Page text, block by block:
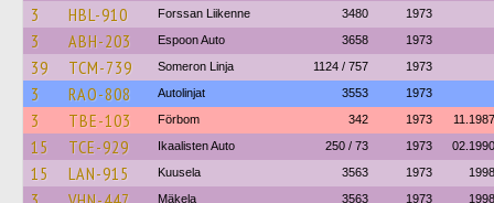
3 HBL-910 Forssan Liikenne 3480 1973
3 ABH-203 Espoon Auto 3658 1973
39 TCM-739 Someron Linja 1124 / 757 1973
3 RAO-808 Autolinjat 3553 1973
3 TBE-103 Förbom 342 1973 11.1987
15 TCE-929 Ikaalisten Auto 250 / 73 1973 02.1990
15 LAN-915 Kuusela 3563 1973 1998
Mäkela 3563 1973 1998